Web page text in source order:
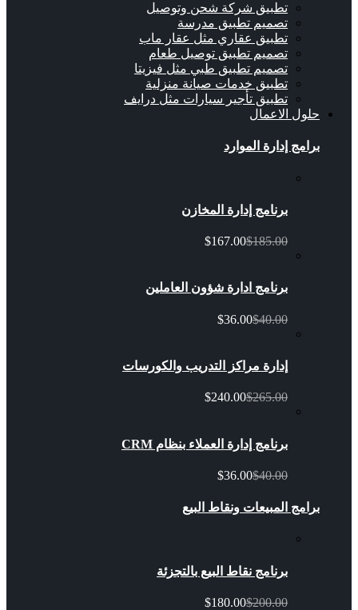
تطبيق شركة شحن وتوصيل
تصميم تطبيق مدرسة
تطبيق عقاري مثل عقار ماب
تصميم تطبيق توصيل طعام
تصميم تطبيق طبي مثل فيزيتا
تطبيق خدمات صيانة منزلية
تطبيق تأجير سيارات مثل درايف
حلول الاعمال
برامج إدارة الموارد
برنامج إدارة المخازن
$167.00$185.00
برنامج ادارة شؤون العاملين
$36.00$40.00
إدارة مراكز التدريب والكورسات
$240.00$265.00
برنامج إدارة العملاء بنظام CRM
$36.00$40.00
برامج المبيعات ونقاط البيع
برنامج نقاط البيع بالتجزئة
$180.00$200.00